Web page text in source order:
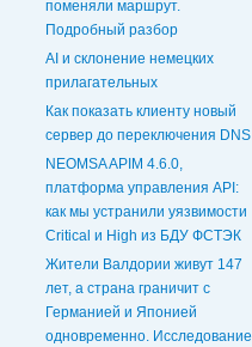
поменяли маршрут.
Подробный разбор
AI и склонение немецких
прилагательных
Как показать клиенту новый
сервер до переключения DNS
NEOMSA APIM 4.6.0,
платформа управления API:
как мы устранили уязвимости
Critical и High из БДУ ФСТЭК
Жители Валдории живут 147
лет, а страна граничит с
Германией и Японией
одновременно. Исследование